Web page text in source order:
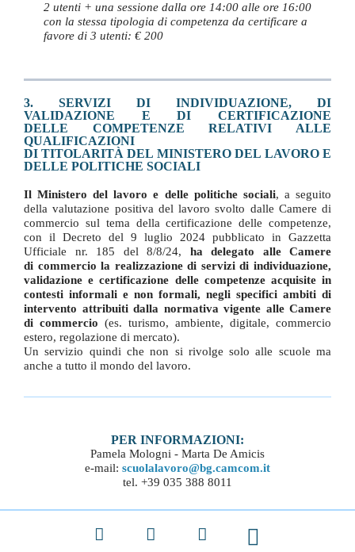
2 utenti + una sessione dalla ore 14:00 alle ore 16:00
con la stessa tipologia di competenza da certificare a
favore di 3 utenti: € 200
3. SERVIZI DI INDIVIDUAZIONE, DI
VALIDAZIONE E DI CERTIFICAZIONE
DELLE COMPETENZE RELATIVI ALLE
QUALIFICAZIONI
DI TITOLARITÀ DEL MINISTERO DEL LAVORO E
DELLE POLITICHE SOCIALI
Il Ministero del lavoro e delle politiche sociali, a seguito
della valutazione positiva del lavoro svolto dalle Camere di
commercio sul tema della certificazione delle competenze,
con il Decreto del 9 luglio 2024 pubblicato in Gazzetta
Ufficiale nr. 185 del 8/8/24, ha delegato alle Camere
di commercio la realizzazione di servizi di individuazione,
validazione e certificazione delle competenze acquisite in
contesti informali e non formali, negli specifici ambiti di
intervento attribuiti dalla normativa vigente alle Camere
di commercio (es. turismo, ambiente, digitale, commercio
estero, regolazione di mercato).
Un servizio quindi che non si rivolge solo alle scuole ma
anche a tutto il mondo del lavoro.
PER INFORMAZIONI:
Pamela Mologni - Marta De Amicis
e-mail: scuolalavoro@bg.camcom.it
tel. +39 035 388 8011
Facebook LinkedIn